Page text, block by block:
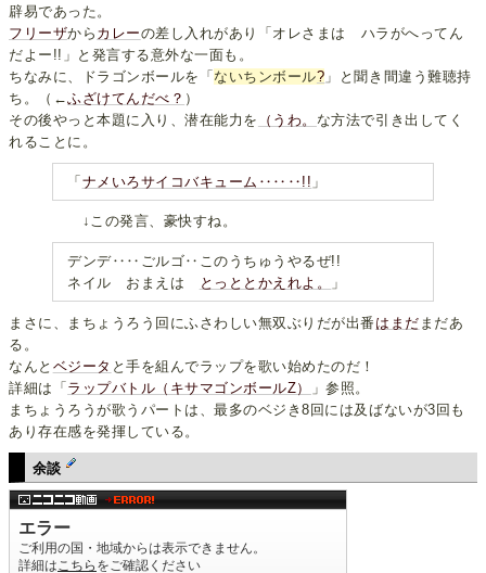
辟易であった。
フリーザから カレーの差し入れがあり「オレさまは ハラがへってん
だよー!!」と発言する意外な一面も。
ちなみに、ドラゴンボールを「 ないちンボール? 」と聞き間違う難聴持
ち。（←ふざけてんだべ？ ）
その後やっと本題に入り、潜在能力を
（うわ。 な方法で引き出してく
れることに。
「ナメいろサイコバキューム‥‥‥!! 」
↓この発言、豪快すね。
デンデ‥‥ごルゴ‥このうちゅうやるぜ!!
ネイル おまえは
とっととかえれよ。 」
まさに、まちょうろう回にふさわしい無双ぶりだが出番 はまだ まだあ
る。
なんと ベジータ と手を組んでラップを歌い始めたのだ！
詳細は「ラップバトル（キサマゴンボールZ）
」参照。
まちょうろうが歌うパートは、最多のベジき8回には及ばないが3回も
あり存在感を発揮している。
余談